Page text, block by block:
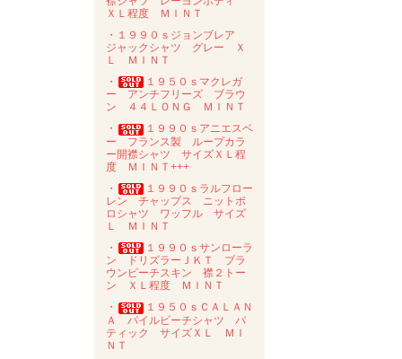
ＸＬ程度 ＭＩＮＴ
・１９９０ｓジョンブレア
ジャックシャツ グレー Ｘ
Ｌ ＭＩＮＴ
・
１９５０ｓマクレガ
ー アンチフリーズ ブラウ
ン ４４ＬＯＮＧ ＭＩＮＴ
・
１９９０ｓアニエスベ
ー フランス製 ループカラ
ー開襟シャツ サイズＸＬ程
度 ＭＩＮＴ+++
・
１９９０ｓラルフロー
レン チャップス ニットポ
ロシャツ ワッフル サイズ
Ｌ ＭＩＮＴ
・
１９９０ｓサンローラ
ン ドリズラーＪＫＴ ブラ
ウンピーチスキン 襟２トー
ン ＸＬ程度 ＭＩＮＴ
・
１９５０ｓＣＡＬＡＮ
Ａ パイルビーチシャツ バ
ティック サイズＸＬ ＭＩ
ＮＴ